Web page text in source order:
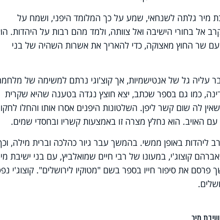
מיר גלתה לשנחאי, שמע על כך המלומד היפני, ושמח על
אל בחורי הישיבה ואל צוותה, ולמד מהם רבות על היהדות.
שר החוץ מאצוקה, כדי להאריך את אשרות השהיה של בני
עליה גל של אנטישמיות, אך קוצ'וגי נרתם למשימה של
כמו גם בספר שכתב, יצא חוצץ נגדה בטענה שהיא שקרית
לה שום קשר ליפן. השלטונות היפנים אסרו אותו והחלו
האויב. הוא נחלץ מצרה זו באמצעות קשריו ובחסדי שמים.
באופן ממשי. בהמשך עבר גיור כהלכה וברית מילה,
קוצוג'י, במעונו של רבי חיים שמואלביץ, עם בני ישיבת
את סיפור חייו בספר בשם "מטוקיו לירושלים". קוצוג'י